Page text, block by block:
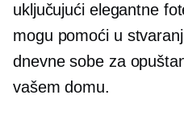
uključujući elegantne
mogu pomoći u
dnevne sobe za
vašem domu.